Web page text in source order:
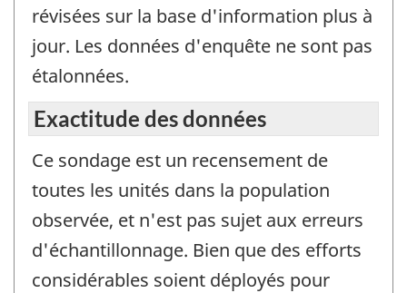
révisées sur la base d'information plus à
jour. Les données d'enquête ne sont pas
étalonnées.
Exactitude des données
Ce sondage est un recensement de
toutes les unités dans la population
observée, et n'est pas sujet aux erreurs
d'échantillonnage. Bien que des efforts
considérables soient déployés pour